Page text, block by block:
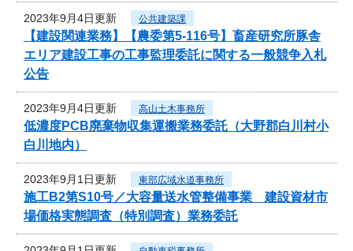
2023年9月4日更新 公共建築課
【建設関連業務】【農委第5-116号】畜産研究所豚舎
エリア建設工事の工事監理委託に関する一般競争入札
公告
2023年9月4日更新 高山土木事務所
低濃度PCB廃棄物収集運搬業務委託（大野郡白川村小
白川地内）
2023年9月1日更新 東部広域水道事務所
施工B2第S10号／大容量送水管整備事業 建設資材市
場価格実態調査（特別調査）業務委託